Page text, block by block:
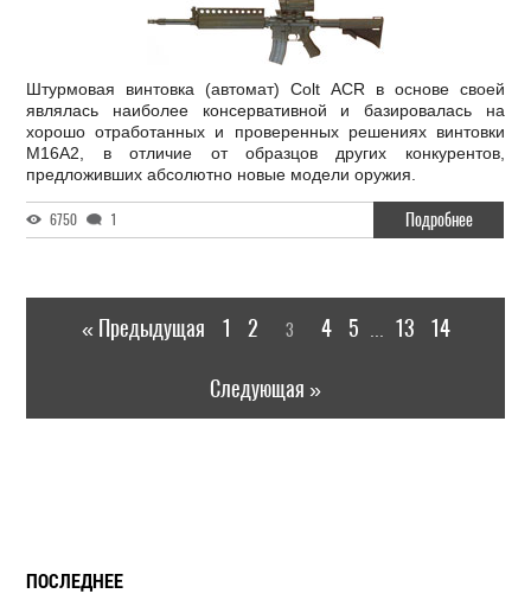
Штурмовая винтовка (автомат) Colt ACR в основе своей
являлась наиболее консервативной и базировалась на
хорошо отработанных и проверенных решениях винтовки
М16А2, в отличие от образцов других конкурентов,
предложивших абсолютно новые модели оружия.
6750 1 Подробнее
« Предыдущая 1 2 3 4 5 13 14
Следующая »
ПОСЛЕДНЕЕ